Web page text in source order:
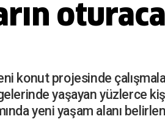
konut projesinde
yaşayan yüzlerce
yeni yaşam alanı